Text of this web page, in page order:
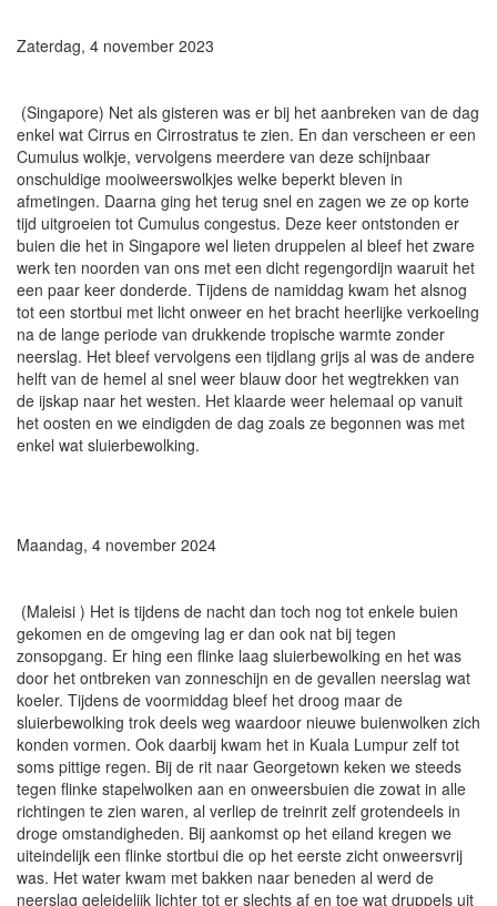
Zaterdag, 4 november 2023
(Singapore) Net als gisteren was er bij het aanbreken van de dag
enkel wat Cirrus en Cirrostratus te zien. En dan verscheen er een
Cumulus wolkje, vervolgens meerdere van deze schijnbaar
onschuldige mooiweerswolkjes welke beperkt bleven in
afmetingen. Daarna ging het terug snel en zagen we ze op korte
tijd uitgroeien tot Cumulus congestus. Deze keer ontstonden er
buien die het in Singapore wel lieten druppelen al bleef het zware
werk ten noorden van ons met een dicht regengordijn waaruit het
een paar keer donderde. Tijdens de namiddag kwam het alsnog
tot een stortbui met licht onweer en het bracht heerlijke verkoeling
na de lange periode van drukkende tropische warmte zonder
neerslag. Het bleef vervolgens een tijdlang grijs al was de andere
helft van de hemel al snel weer blauw door het wegtrekken van
de ijskap naar het westen. Het klaarde weer helemaal op vanuit
het oosten en we eindigden de dag zoals ze begonnen was met
enkel wat sluierbewolking.
Maandag, 4 november 2024
(Maleisi ) Het is tijdens de nacht dan toch nog tot enkele buien
gekomen en de omgeving lag er dan ook nat bij tegen
zonsopgang. Er hing een flinke laag sluierbewolking en het was
door het ontbreken van zonneschijn en de gevallen neerslag wat
koeler. Tijdens de voormiddag bleef het droog maar de
sluierbewolking trok deels weg waardoor nieuwe buienwolken zich
konden vormen. Ook daarbij kwam het in Kuala Lumpur zelf tot
soms pittige regen. Bij de rit naar Georgetown keken we steeds
tegen flinke stapelwolken aan en onweersbuien die zowat in alle
richtingen te zien waren, al verliep de treinrit zelf grotendeels in
droge omstandigheden. Bij aankomst op het eiland kregen we
uiteindelijk een flinke stortbui die op het eerste zicht onweersvrij
was. Het water kwam met bakken naar beneden al werd de
neerslag geleidelijk lichter tot er slechts af en toe wat druppels uit